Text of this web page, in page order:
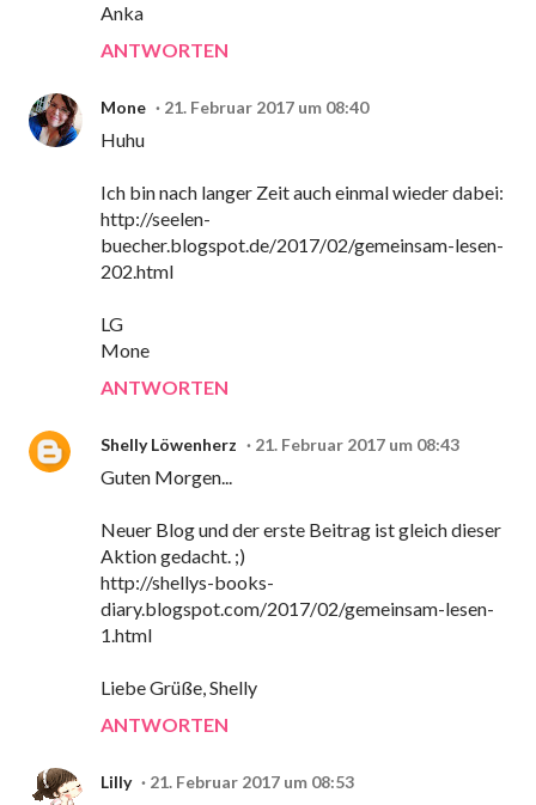
Anka
ANTWORTEN
Mone 21. Februar 2017 um 08:40
Huhu
Ich bin nach langer Zeit auch einmal wieder dabei:
http://seelen-
buecher.blogspot.de/2017/02/gemeinsam-lesen-
202.html
LG
Mone
ANTWORTEN
Shelly Löwenherz 21. Februar 2017 um 08:43
Guten Morgen...
Neuer Blog und der erste Beitrag ist gleich dieser
Aktion gedacht. ;)
http://shellys-books-
diary.blogspot.com/2017/02/gemeinsam-lesen-
1.html
Liebe Grüße, Shelly
ANTWORTEN
Lilly 21. Februar 2017 um 08:53